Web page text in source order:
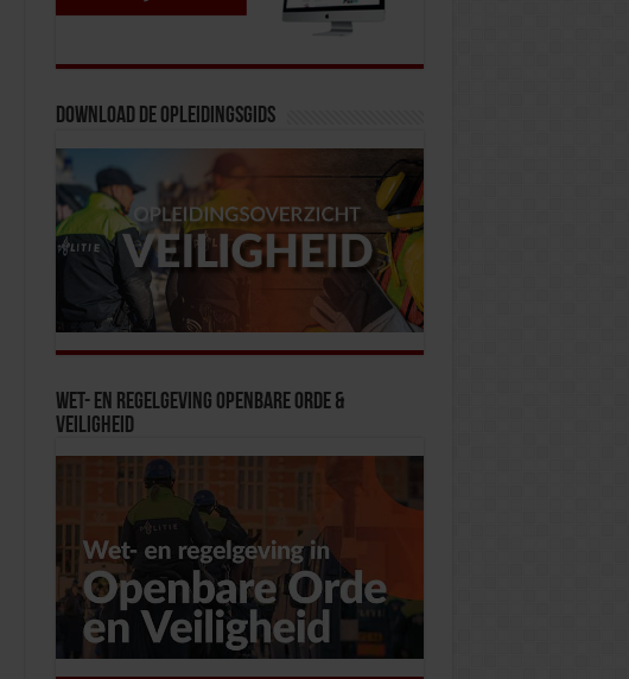
Download de opleidingsgids
Wet- en Regelgeving Openbare Orde &
Veiligheid